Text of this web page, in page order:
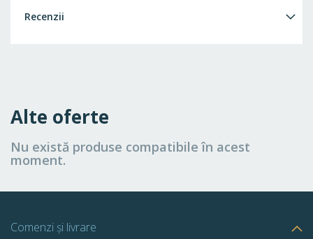
Recenzii
Alte oferte
Nu există produse compatibile în acest
moment.
Comenzi și livrare